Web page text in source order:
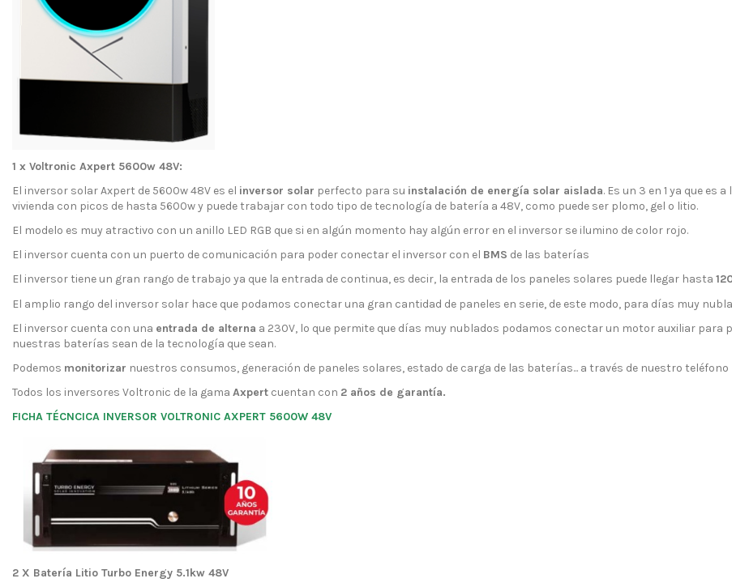
1 x Voltronic Axpert 5600w 48V:
El inversor solar Axpert de 5600w 48V es el inversor solar perfecto para su instalación de energía solar aislada. Es un 3 en 1 ya que es a
vivienda con picos de hasta 5600w y puede trabajar con todo tipo de tecnología de batería a 48V, como puede ser plomo, gel o litio.
El modelo es muy atractivo con un anillo LED RGB que si en algún momento hay algún error en el inversor se ilumino de color rojo.
El inversor cuenta con un puerto de comunicación para poder conectar el inversor con el BMS de las baterías
El inversor tiene un gran rango de trabajo ya que la entrada de continua, es decir, la entrada de los paneles solares puede llegar hasta
El amplio rango del inversor solar hace que podamos conectar una gran cantidad de paneles en serie, de este modo, para días muy
El inversor cuenta con una entrada de alterna a 230V, lo que permite que días muy nublados podamos conectar un motor auxiliar
nuestras baterías sean de la tecnología que sean.
Podemos monitorizar nuestros consumos, generación de paneles solares, estado de carga de las baterías... a través de nuestro teléfono
Todos los inversores Voltronic de la gama Axpert cuentan con 2 años de garantía.
FICHA TÉCNCICA INVERSOR VOLTRONIC AXPERT 5600W 48V
2 X Batería Litio Turbo Energy 5.1kw 48V